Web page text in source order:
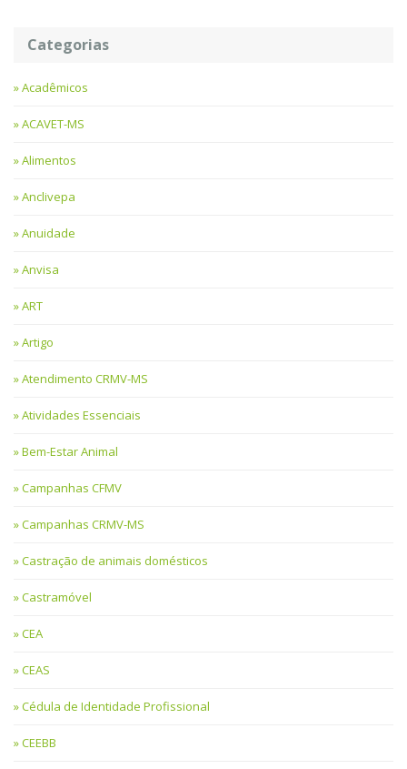
Categorias
Acadêmicos
ACAVET-MS
Alimentos
Anclivepa
Anuidade
Anvisa
ART
Artigo
Atendimento CRMV-MS
Atividades Essenciais
Bem-Estar Animal
Campanhas CFMV
Campanhas CRMV-MS
Castração de animais domésticos
Castramóvel
CEA
CEAS
Cédula de Identidade Profissional
CEEBB